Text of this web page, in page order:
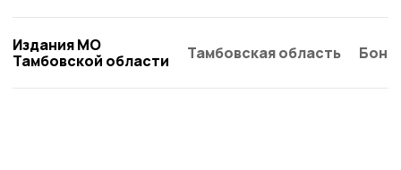
Издания МО
Тамбовской области
Тамбовская область